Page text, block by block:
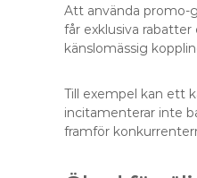
Att använda promo-
får exklusiva
känslomässig
Till exempel kan ett
incitamenterar inte
framför